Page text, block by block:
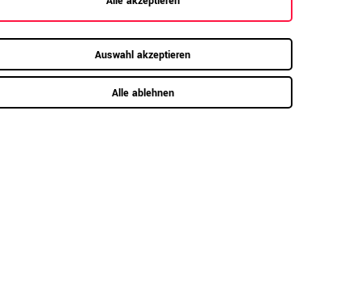
Auswahl akzeptieren
Alle ablehnen